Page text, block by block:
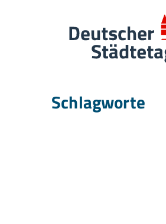
Schlagworte